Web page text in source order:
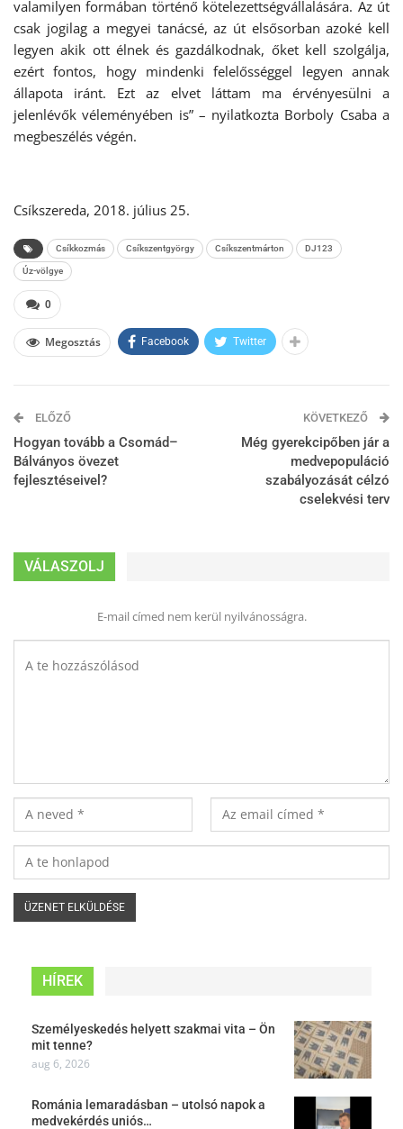
valamilyen formában történő kötelezettségvállalására. Az út
csak jogilag a megyei tanácsé, az út elsősorban azoké kell
legyen akik ott élnek és gazdálkodnak, őket kell szolgálja,
ezért fontos, hogy mindenki felelősséggel legyen annak
állapota iránt. Ezt az elvet láttam ma érvényesülni a
jelenlévők véleményében is” – nyilatkozta Borboly Csaba a
megbeszélés végén.
Csíkszereda, 2018. július 25.
Csíkkozmás Csíkszentgyörgy Csíkszentmárton DJ123
Úz-völgye
0
Megosztás Facebook Twitter
ELŐZŐ
Hogyan tovább a Csomád–
Bálványos övezet
fejlesztéseivel?
KÖVETKEZŐ
Még gyerekcipőben jár a
medvepopuláció
szabályozását célzó
cselekvési terv
VÁLASZOLJ
E-mail címed nem kerül nyilvánosságra.
HÍREK
Személyeskedés helyett szakmai vita – Ön
mit tenne?
aug 6, 2026
Románia lemaradásban – utolsó napok a
medvekérdés uniós…